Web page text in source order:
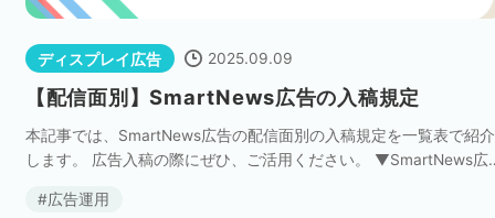
ディスプレイ広告 2025.09.09
【配信面別】SmartNews広告の入稿規定
本記事では、SmartNews広告の配信面別の入稿規定を一覧表で紹介
します。 広告入稿の際にぜひ、ご活用ください。 ▼SmartNews広
で徹底解説 […]
広告運用